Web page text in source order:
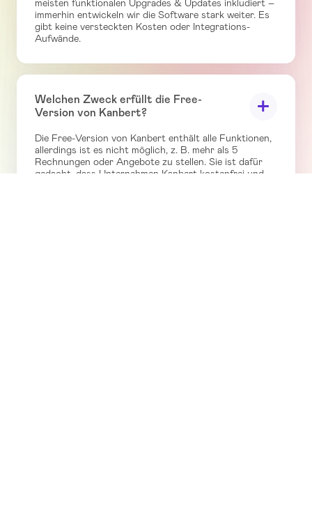
meisten funktionalen Upgrades & Updates inkludiert –
immerhin entwickeln wir die Software stark weiter. Es
gibt keine versteckten Kosten oder Integrations-
Aufwände.
Welchen Zweck erfüllt die Free-
Version von Kanbert?
Die Free-Version von Kanbert enthält alle Funktionen,
allerdings ist es nicht möglich, z. B. mehr als 5
Rechnungen oder Angebote zu stellen. Sie ist dafür
gedacht, dass Unternehmen Kanbert kostenfrei und